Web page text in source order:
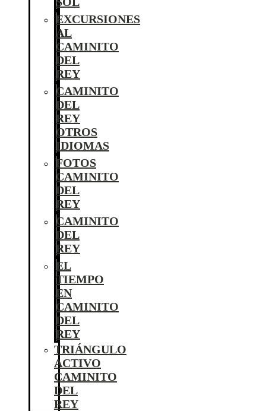
EXCURSIONES
AL
CAMINITO
DEL
REY
CAMINITO
DEL
REY
OTROS
IDIOMAS
FOTOS
CAMINITO
DEL
REY
CAMINITO
DEL
REY
EL
TIEMPO
EN
CAMINITO
DEL
REY
TRIÁNGULO
ACTIVO
CAMINITO
DEL
REY